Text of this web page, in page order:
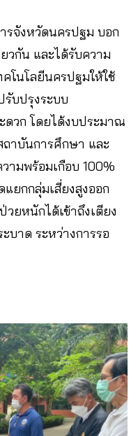
รจังหวัดนครปฐม บอก
วกัน และได้รับความ
โนโลยีนครปฐมให้ใช้
บปรุงระบบ
ดวก โดยได้งบประมาณ
ถาบันการศึกษา และ
ามพร้อมเกือบ 100%
ยกกลุ่มเสี่ยงสูงออก
วยหนักได้เข้าถึงเตียง
บาด ระหว่างการรอ